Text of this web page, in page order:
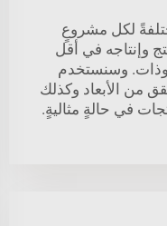
لكل مشروعٍ
وإنتاجه في أقل
وسنستخدم
من الأبعاد وكذلك
في حالةٍ مثاليةٍ.